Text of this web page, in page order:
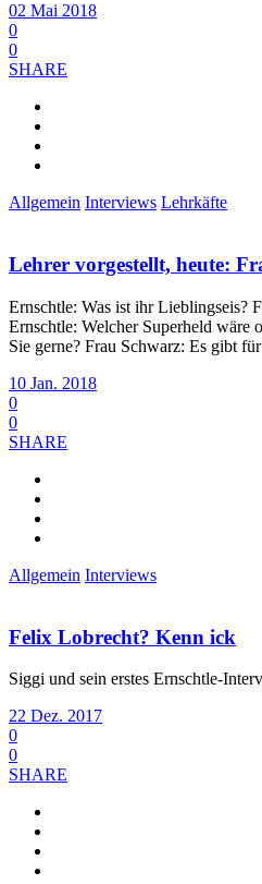
02 Mai 2018
0
0
SHARE
Allgemein Interviews Lehrkäfte
Lehrer vorgestellt, heute:
Ernschtle: Was ist ihr Lieblingseis?
Ernschtle: Welcher Superheld wäre
Sie gerne? Frau Schwarz: Es gibt
10 Jan. 2018
0
0
SHARE
Allgemein Interviews
Felix Lobrecht? Kenn ick
Siggi und sein erstes Ernschtle-
22 Dez. 2017
0
0
SHARE